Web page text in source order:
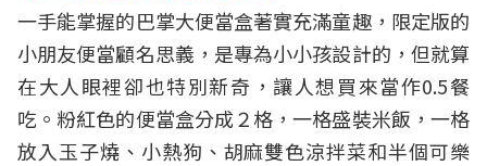
一手能掌握的巴掌大便當盒著實充滿童趣，限定版的
小朋友便當顧名思義，是專為小小孩設計的，但就算
在大人眼裡卻也特別新奇，讓人想買來當作0.5餐
吃。粉紅色的便當盒分成２格，一格盛裝米飯，一格
放入玉子燒、小熱狗、胡麻雙色涼拌菜和半個可樂